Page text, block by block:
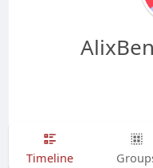
Timeline